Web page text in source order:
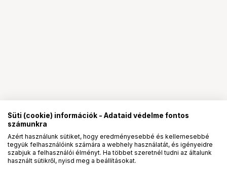
PROpartnerségek
Süti (cookie) információk - Adataid védelme fontos
számunkra
Azért használunk sütiket, hogy eredményesebbé és kellemesebbé
tegyük felhasználóink számára a webhely használatát, és igényeidre
szabjuk a felhasználói élményt. Ha többet szeretnél tudni az általunk
használt sütikről, nyisd meg a beállításokat.